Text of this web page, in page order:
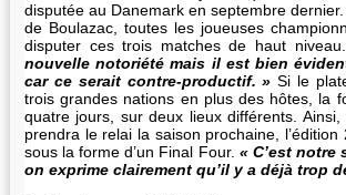
disputée au Danemark en septembre
de Boulazac, toutes les joueuses
disputer ces trois matches de haut niveau.
nouvelle notoriété mais il est bien
car ce serait contre-productif. » Si le
trois grandes nations en plus des hôtes, la
quatre jours, sur deux lieux différents.
prendra le relai la saison prochaine,
sous la forme d’un Final Four. « C’est
on exprime clairement qu’il y a déjà trop